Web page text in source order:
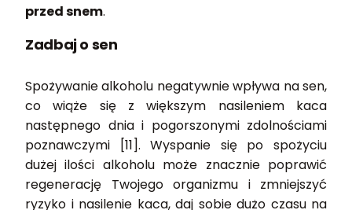
przed snem.
Zadbaj o sen
Spożywanie alkoholu negatywnie wpływa na sen,
co wiąże się z większym nasileniem kaca
następnego dnia i pogorszonymi zdolnościami
poznawczymi [11]. Wyspanie się po spożyciu
dużej ilości alkoholu może znacznie poprawić
regenerację Twojego organizmu i zmniejszyć
ryzyko i nasilenie kaca, daj sobie dużo czasu na